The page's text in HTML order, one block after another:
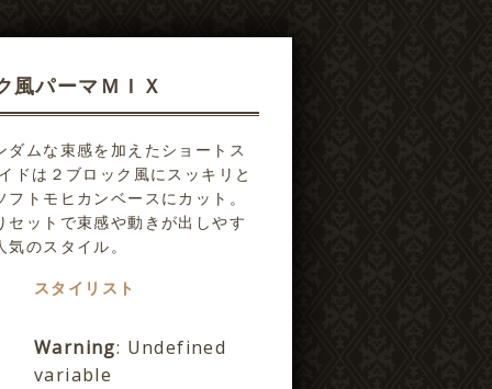
風パーマＭＩＸ
ダムな束感を加えたショートス
ドは２ブロック風にスッキリと
フトモヒカンベースにカット。
セットで束感や動きが出しやす
のスタイル。
スタイリスト
Warning: Undefined
variable